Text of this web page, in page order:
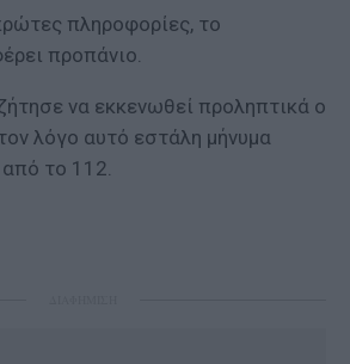
πληροφορίες, το
προπάνιο.
να εκκενωθεί προληπτικά ο
λόγο αυτό εστάλη μήνυμα
το 112.